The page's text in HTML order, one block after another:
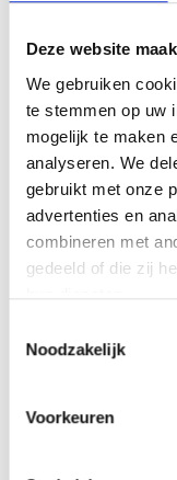
Deze website
We gebruiken
te stemmen op uw
mogelijk te maken
analyseren. We
gebruikt met onze
advertenties en
combineren met
gedeeld of die zij
Noodzakelijk
Voorkeuren
Residence kan
deze pagina,
producten die wij
hierhoe dat